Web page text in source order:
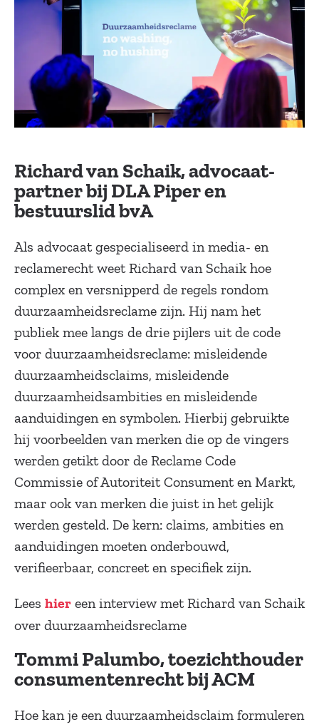
Richard van Schaik, advocaat-
partner bij DLA Piper en
bestuurslid bvA
Als advocaat gespecialiseerd in media- en
reclamerecht weet Richard van Schaik hoe
complex en versnipperd de regels rondom
duurzaamheidsreclame zijn. Hij nam het
publiek mee langs de drie pijlers uit de code
voor duurzaamheidsreclame: misleidende
duurzaamheidsclaims, misleidende
duurzaamheidsambities en misleidende
aanduidingen en symbolen. Hierbij gebruikte
hij voorbeelden van merken die op de vingers
werden getikt door de Reclame Code
Commissie of Autoriteit Consument en Markt,
maar ook van merken die juist in het gelijk
werden gesteld. De kern: claims, ambities en
aanduidingen moeten onderbouwd,
verifieerbaar, concreet en specifiek zijn.
Lees hier een interview met Richard van Schaik
over duurzaamheidsreclame
Tommi Palumbo, toezichthouder
consumentenrecht bij ACM
Hoe kan je een duurzaamheidsclaim formuleren